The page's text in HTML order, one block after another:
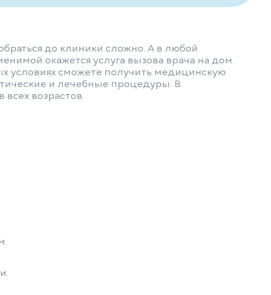
до клиники сложно. А в любой
окажется услуга вызова врача на дом.
условиях сможете получить медицинскую
и лечебные процедуры. В
возрастов.